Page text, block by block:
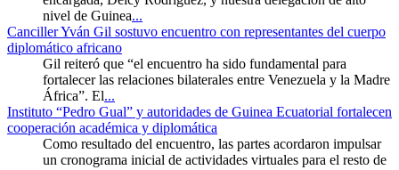
nivel de Guinea...
Canciller Yván Gil sostuvo encuentro con representantes del cuerpo
diplomático africano
Gil reiteró que “el encuentro ha sido fundamental para
fortalecer las relaciones bilaterales entre Venezuela y la Madre
África”. El...
Instituto “Pedro Gual” y autoridades de Guinea Ecuatorial fortalecen
cooperación académica y diplomática
Como resultado del encuentro, las partes acordaron impulsar
un cronograma inicial de actividades virtuales para el resto de